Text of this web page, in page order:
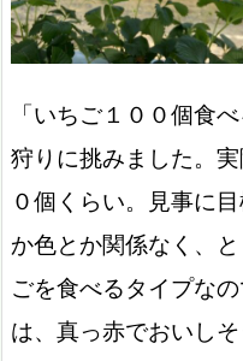
「いちご１００個食
狩りに挑みました。
０個くらい。見事に
か色とか関係なく、
ごを食べるタイプな
は、真っ赤でおいし